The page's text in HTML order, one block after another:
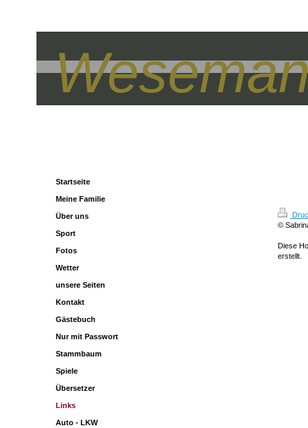
©
Diese
erstellt.
Startseite
Meine Familie
Über uns
Sport
Fotos
Wetter
unsere Seiten
Kontakt
Gästebuch
Nur mit Passwort
Stammbaum
Spiele
Übersetzer
Links
Auto - LKW